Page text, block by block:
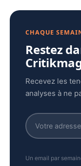
CHAQUE
Restez
Recevez les
analyses à ne
Un email par